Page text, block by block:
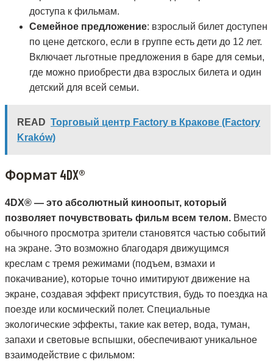
доступа к фильмам.
Семейное предложение: взрослый билет доступен
по цене детского, если в группе есть дети до 12 лет.
Включает льготные предложения в баре для семьи,
где можно приобрести два взрослых билета и один
детский для всей семьи.
READ Торговый центр Factory в Кракове (Factory
Kraków)
Формат 4DX®
4DX® — это абсолютный киноопыт, который
позволяет почувствовать фильм всем телом. Вместо
обычного просмотра зрители становятся частью событий
на экране. Это возможно благодаря движущимся
креслам с тремя режимами (подъем, взмахи и
покачивание), которые точно имитируют движение на
экране, создавая эффект присутствия, будь то поездка на
поезде или космический полет. Специальные
экологические эффекты, такие как ветер, вода, туман,
запахи и световые вспышки, обеспечивают уникальное
взаимодействие с фильмом: